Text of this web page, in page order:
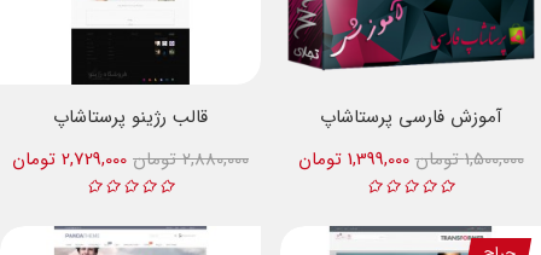
آموزش فارسی پرستاشاپ
1,500,000 تومان
1,399,000 تومان
قالب رژینو پرستاشاپ
2,880,000 تومان
2,729,000 تومان